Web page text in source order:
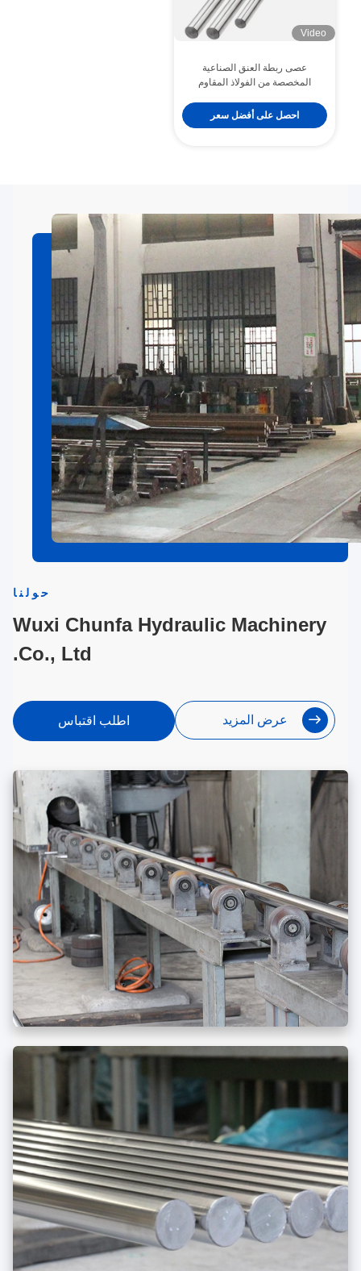
Video
عصى ربطة العنق الصناعية
المخصصة من الفولاذ المقاوم
احصل على أفضل سعر
حولنا
Wuxi Chunfa Hydraulic Machinery
Co., Ltd.
عرض المزيد اطلب اقتباس